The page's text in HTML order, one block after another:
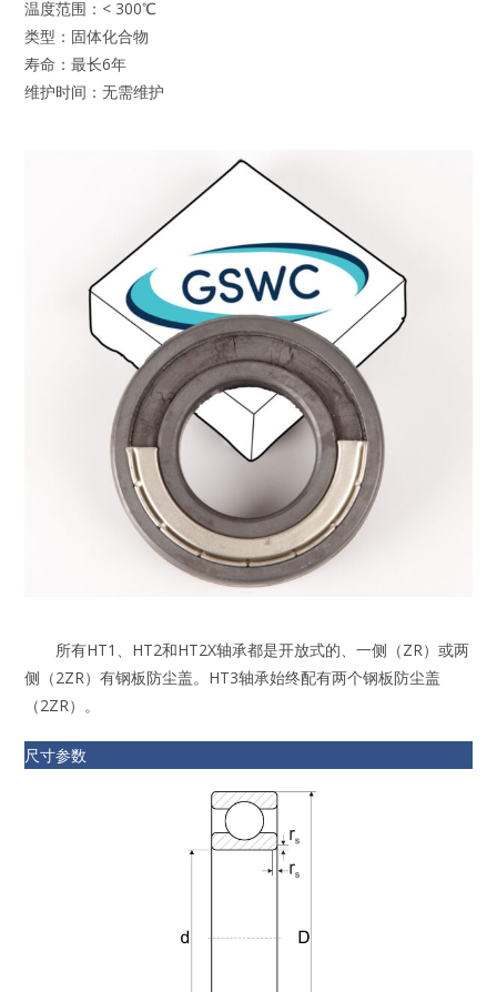
温度范围：< 300℃
类型：固体化合物
寿命：最长6年
维护时间：无需维护
所有HT1、HT2和HT2X轴承都是开放式的、一侧（ZR）或两
侧（2ZR）有钢板防尘盖。HT3轴承始终配有两个钢板防尘盖
（2ZR）。
尺寸参数